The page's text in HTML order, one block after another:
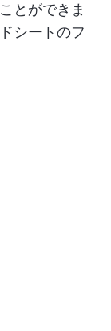
とができま
シートのフ